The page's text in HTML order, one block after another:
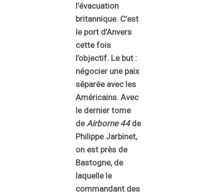
l’évacuation
britannique. C’est
le port d’Anvers
cette fois
l’objectif. Le but :
négocier une paix
séparée avec les
Américains. Avec
le dernier tome
deAirborne 44de
Philippe Jarbinet,
on est près de
Bastogne, de
laquelle le
commandant des